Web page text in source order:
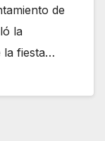
de
la
la fiesta…